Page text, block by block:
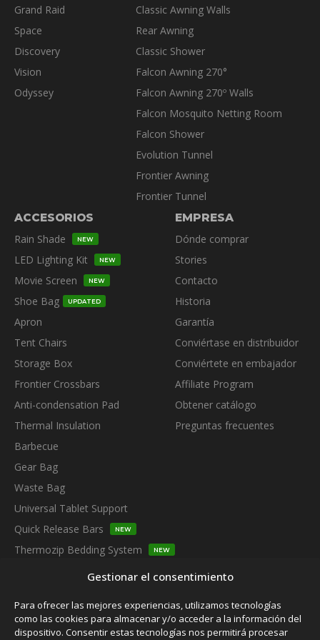
Gestionar el consentimiento
Para ofrecer las mejores experiencias, utilizamos tecnologías
como las cookies para almacenar y/o acceder a la información del
dispositivo. Consentir estas tecnologías nos permitirá procesar
página
producto
Grand Raid
Space
Discovery
Vision
Odyssey
Classic Awning Walls
Rear Awning
Classic Shower
Falcon Awning 270°
Falcon Awning 270º Walls
Falcon Mosquito Netting Room
Falcon Shower
Evolution Tunnel
Frontier Awning
Frontier Tunnel
ACCESORIOS
Rain Shade
NEW
LED Lighting Kit NEW
Movie Screen NEW
Shoe Bag UPDATED
Apron
Tent Chairs
Storage Box
Frontier Crossbars
Anti-condensation Pad
Thermal Insulation
Barbecue
Gear Bag
Waste Bag
Universal Tablet Support
Quick Release Bars
NEW
Thermozip Bedding System NEW
EMPRESA
Dónde comprar
Stories
Contacto
Historia
Garantía
Conviértase en distribuidor
Conviértete en embajador
Affiliate Program
Obtener catálogo
Preguntas frecuentes